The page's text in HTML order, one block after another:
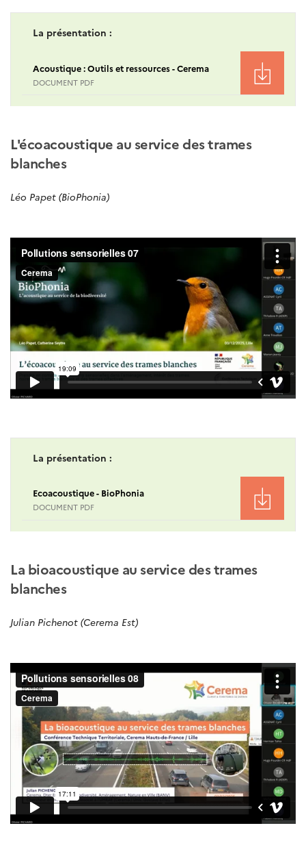
La présentation :
Acoustique : Outils et ressources - Cerema
DOCUMENT PDF
L'écoacoustique au service des trames
blanches
Léo Papet (BioPhonia)
La présentation :
Ecoacoustique - BioPhonia
DOCUMENT PDF
La bioacoustique au service des trames
blanches
Julian Pichenot (Cerema Est)